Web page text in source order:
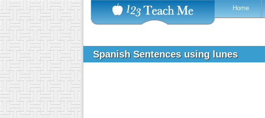
Home
Spanish Sentences using lunes